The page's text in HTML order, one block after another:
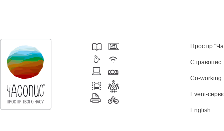
Простір
Стравопис
Co-working
Event-
English